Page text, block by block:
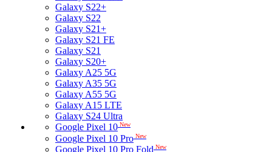
Galaxy S22+
Galaxy S22
Galaxy S21+
Galaxy S21 FE
Galaxy S21
Galaxy S20+
Galaxy A25 5G
Galaxy A35 5G
Galaxy A55 5G
Galaxy A15 LTE
Galaxy S24 Ultra
Google Pixel 10 New
Google Pixel 10 Pro New
Google Pixel 10 Pro Fold New